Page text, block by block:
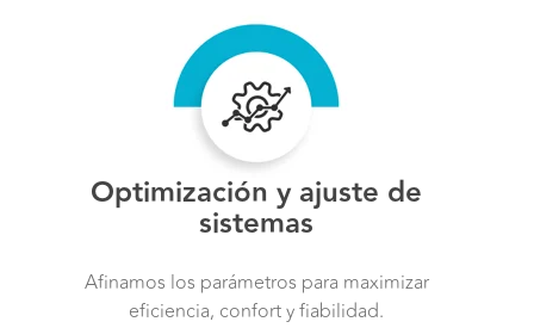
Optimización y ajuste de
sistemas
Afinamos los parámetros para maximizar
eficiencia, confort y fiabilidad.